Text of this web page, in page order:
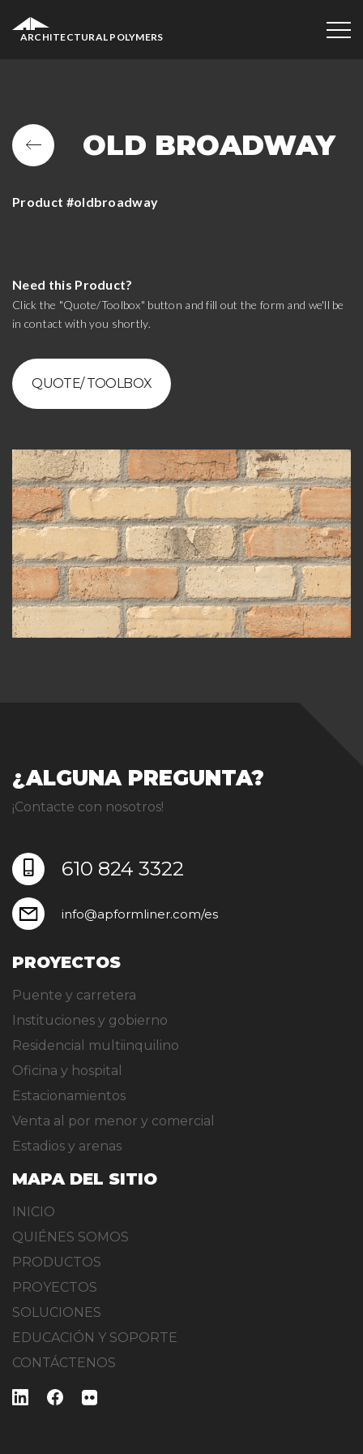
ARCHITECTURAL POLYMERS
OLD BROADWAY
Product #oldbroadway
Need this Product?
Click the "Quote/Toolbox" button and fill out the form and we'll be
in contact with you shortly.
QUOTE/ TOOLBOX
¿ALGUNA PREGUNTA?
¡Contacte con nosotros!
610 824 3322
info@apformliner.com/es
PROYECTOS
Puente y carretera
Instituciones y gobierno
Residencial multiinquilino
Oficina y hospital
Estacionamientos
Venta al por menor y comercial
Estadios y arenas
MAPA DEL SITIO
INICIO
QUIÉNES SOMOS
PRODUCTOS
PROYECTOS
SOLUCIONES
EDUCACIÓN Y SOPORTE
CONTÁCTENOS